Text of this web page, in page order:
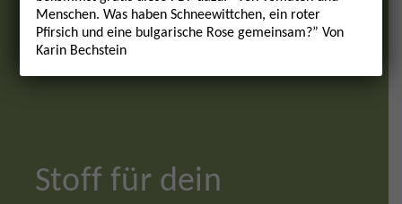
Stoff für dein
Menschen. Was haben Schneewittchen, ein roter
Pfirsich und eine bulgarische Rose gemeinsam?” Von
Karin Bechstein